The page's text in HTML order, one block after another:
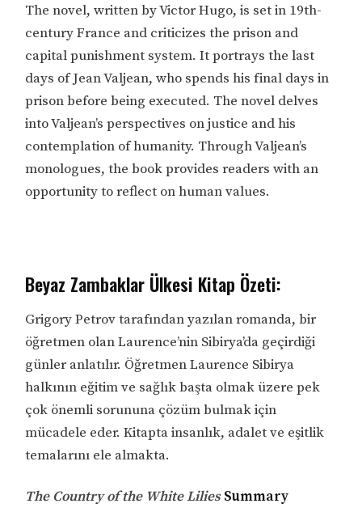
The novel, written by Victor Hugo, is set in 19th-
century France and criticizes the prison and
capital punishment system. It portrays the last
days of Jean Valjean, who spends his final days in
prison before being executed. The novel delves
into Valjean’s perspectives on justice and his
contemplation of humanity. Through Valjean’s
monologues, the book provides readers with an
opportunity to reflect on human values.
Beyaz Zambaklar Ülkesi Kitap Özeti:
Grigory Petrov tarafından yazılan romanda, bir
öğretmen olan Laurence’nin Sibirya’da geçirdiği
günler anlatılır. Öğretmen Laurence Sibirya
halkının eğitim ve sağlık başta olmak üzere pek
çok önemli sorununa çözüm bulmak için
mücadele eder. Kitapta insanlık, adalet ve eşitlik
temalarını ele almakta.
The Country of the White LiliesSummary